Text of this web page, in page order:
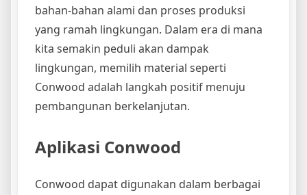
bahan-bahan alami dan proses produksi
yang ramah lingkungan. Dalam era di mana
kita semakin peduli akan dampak
lingkungan, memilih material seperti
Conwood adalah langkah positif menuju
pembangunan berkelanjutan.
Aplikasi Conwood
Conwood dapat digunakan dalam berbagai